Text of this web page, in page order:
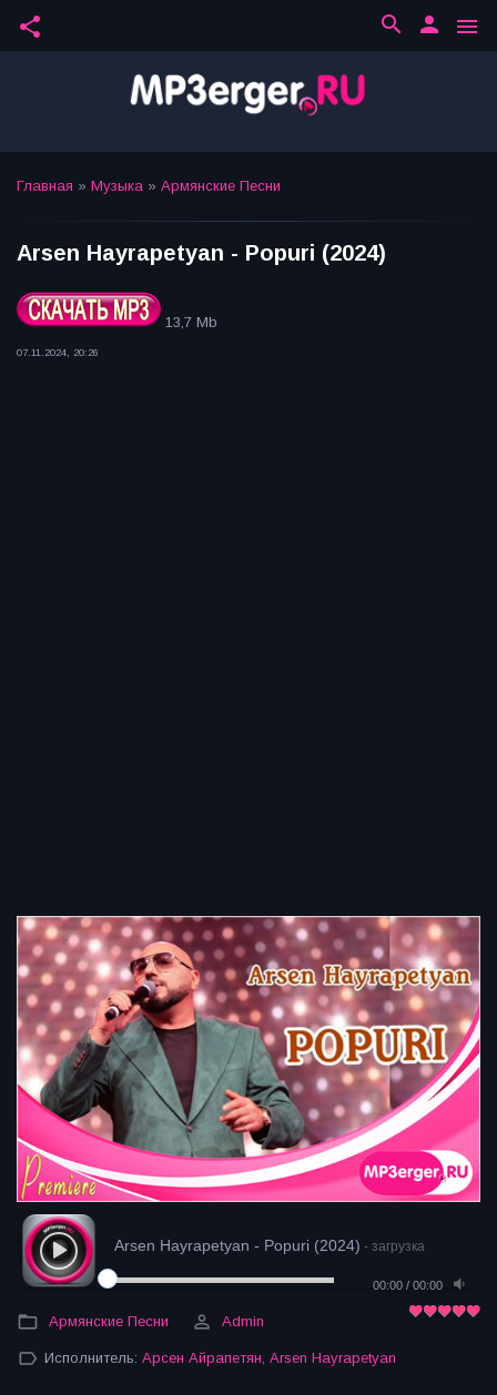
share menu
person
search
Главная » Музыка » Армянские Песни
Arsen Hayrapetyan - Popuri (2024)
13,7 Mb
07.11.2024, 20:26
Arsen Hayrapetyan - Popuri (2024) - загрузка
00:00 / 00:00
Армянские Песни Admin
Исполнитель: Арсен Айрапетян Arsen Hayrapetyan